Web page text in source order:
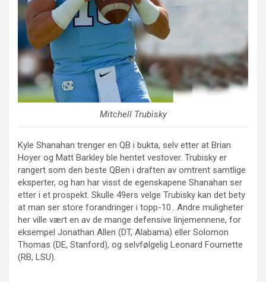
Mitchell Trubisky
Kyle Shanahan trenger en QB i bukta, selv etter at Brian
Hoyer og Matt Barkley ble hentet vestover. Trubisky er
rangert som den beste QBen i draften av omtrent samtlige
eksperter, og han har visst de egenskapene Shanahan ser
etter i et prospekt. Skulle 49ers velge Trubisky kan det bety
at man ser store forandringer i topp-10.. Andre muligheter
her ville vært en av de mange defensive linjemennene, for
eksempel Jonathan Allen (DT, Alabama) eller Solomon
Thomas (DE, Stanford), og selvfølgelig Leonard Fournette
(RB, LSU).